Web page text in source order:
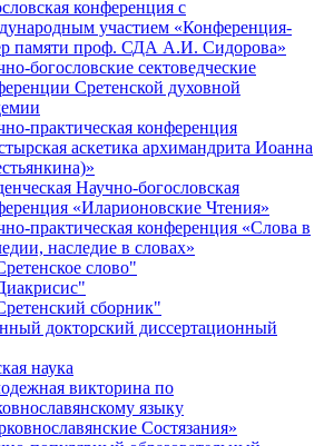
конференция с
участием «Конференция-
памяти проф. СДА А.И. Сидорова»
богословские сектоведческие
Сретенской духовной
практическая конференция
аскетика архимандрита Иоанна
Научно-богословская
«Иларионовские Чтения»
практическая конференция «Cлова в
наследие в словах»
слово"
сборник"
докторский диссертационный
наука
викторина по
языку
Состязания»